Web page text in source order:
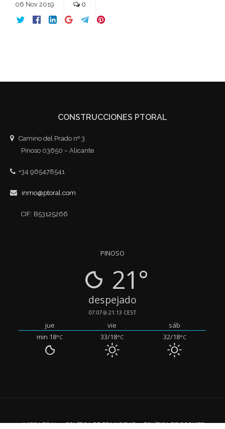
06 Nov 2019 0
CONSTRUCCIONES PTORAL
Camino del Prado nº 3
Pinoso 03650 – Alicante
+34 965478541
inmo@ptoral.com
CIF: B53125266
PINOSO
21°
despejado
07:07 21:13 CEST
jue vie
sáb
min 18°C 33/18°C 32/18°C
AVISO LEGAL POLÍTICA DE PRIVACIDAD POLÍTICA DE COOKIES